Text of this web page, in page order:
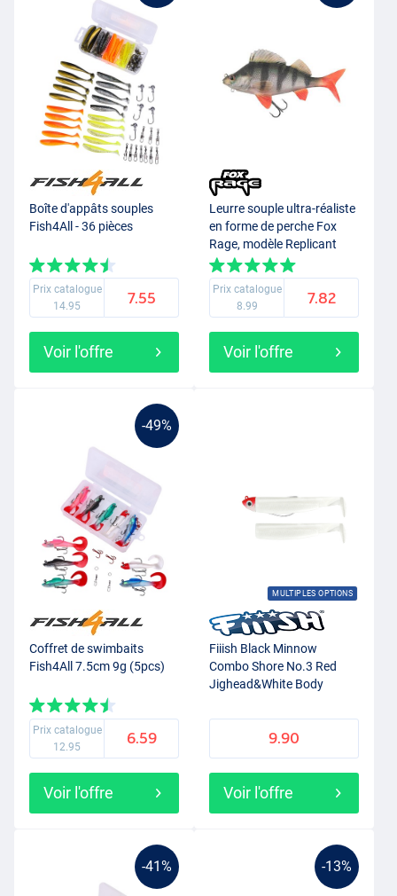
Boîte d'appâts souples
Fish4All - 36 pièces
Prix catalogue
14.95
7.55
Voir l'offre
Leurre souple ultra-réaliste
en forme de perche Fox
Rage, modèle Replicant
Swimbait 10cm (22g)
Prix catalogue
8.99
7.82
Voir l'offre
-49%
Coffret de swimbaits
Fish4All 7.5cm 9g (5pcs)
Prix catalogue
12.95
6.59
Voir l'offre
MULTIPLES OPTIONS
Fiiish Black Minnow
Combo Shore No.3 Red
Jighead&White Body
9.90
Voir l'offre
-41% -13%